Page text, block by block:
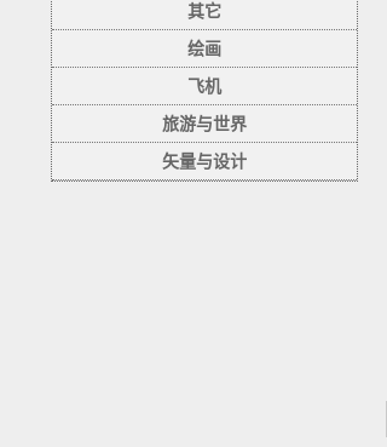
其它
绘画
飞机
旅游与世界
矢量与设计